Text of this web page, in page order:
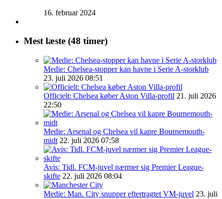
16. februar 2024
Mest læste (48 timer)
Medie: Chelsea-stopper kan havne i Serie A-storklub
23. juli 2026 08:51
Officielt: Chelsea køber Aston Villa-profil 21. juli 2026
22:50
Medie: Arsenal og Chelsea vil kapre Bournemouth-
midt 22. juli 2026 07:58
Avis: Tidl. FCM-juvel nærmer sig Premier League-
skifte 22. juli 2026 08:04
Medie: Man. City snupper eftertragtet VM-juvel 23. juli